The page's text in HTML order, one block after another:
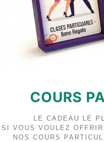
COURS
LE CADEAU LE
SI VOUS VOULEZ
NOS COURS